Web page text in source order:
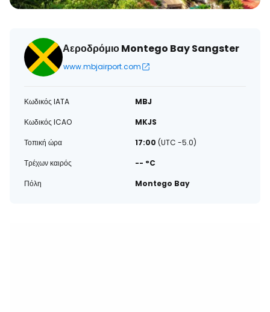
Αεροδρόμιο Montego Bay Sangster
www.mbjairport.com
Κωδικός IATA
MBJ
Κωδικός ICAO
MKJS
Τοπική ώρα
17:00 (UTC -5.0)
Τρέχων καιρός
-- °C
Πόλη
Montego Bay